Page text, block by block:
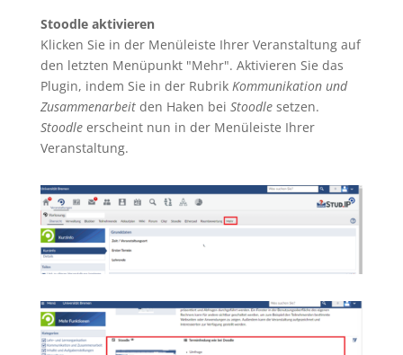
Stoodle aktivieren
Klicken Sie in der Menüleiste Ihrer Veranstaltung auf
den letzten Menüpunkt "Mehr". Aktivieren Sie das
Plugin, indem Sie in der Rubrik Kommunikation und
Zusammenarbeitden Haken bei Stoodlesetzen.
Stoodleerscheint nun in der Menüleiste Ihrer
Veranstaltung.